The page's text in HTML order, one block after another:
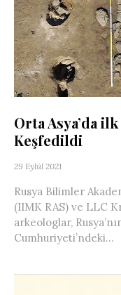
Orta Asya’da
Keşfedildi
29 Eylül 2021
Rusya Bilimler
(IIMK RAS) ve LLC
arkeologlar,
Cumhuriyeti’ndeki...